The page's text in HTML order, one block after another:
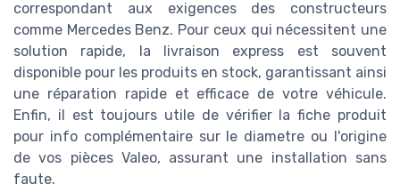
correspondant aux exigences des constructeurs
comme Mercedes Benz. Pour ceux qui nécessitent une
solution rapide, la livraison express est souvent
disponible pour les produits en stock, garantissant ainsi
une réparation rapide et efficace de votre véhicule.
Enfin, il est toujours utile de vérifier la fiche produit
pour info complémentaire sur le diametre ou l'origine
de vos pièces Valeo, assurant une installation sans
faute.